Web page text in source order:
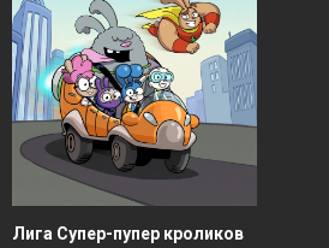
Лига Супер-пупер кроликов